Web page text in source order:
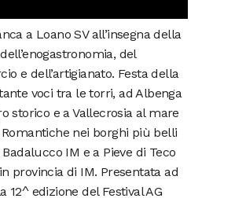
a Loano SV all’insegna della
del
e dell’artigianato. Festa della
voci tra le torri, ad Albenga
storico e a Vallecrosia al mare
Romantiche nei borghi più belli
Badalucco IM e a Pieve di Teco
provincia di IM. Presentata ad
12^ edizione del Festival AG